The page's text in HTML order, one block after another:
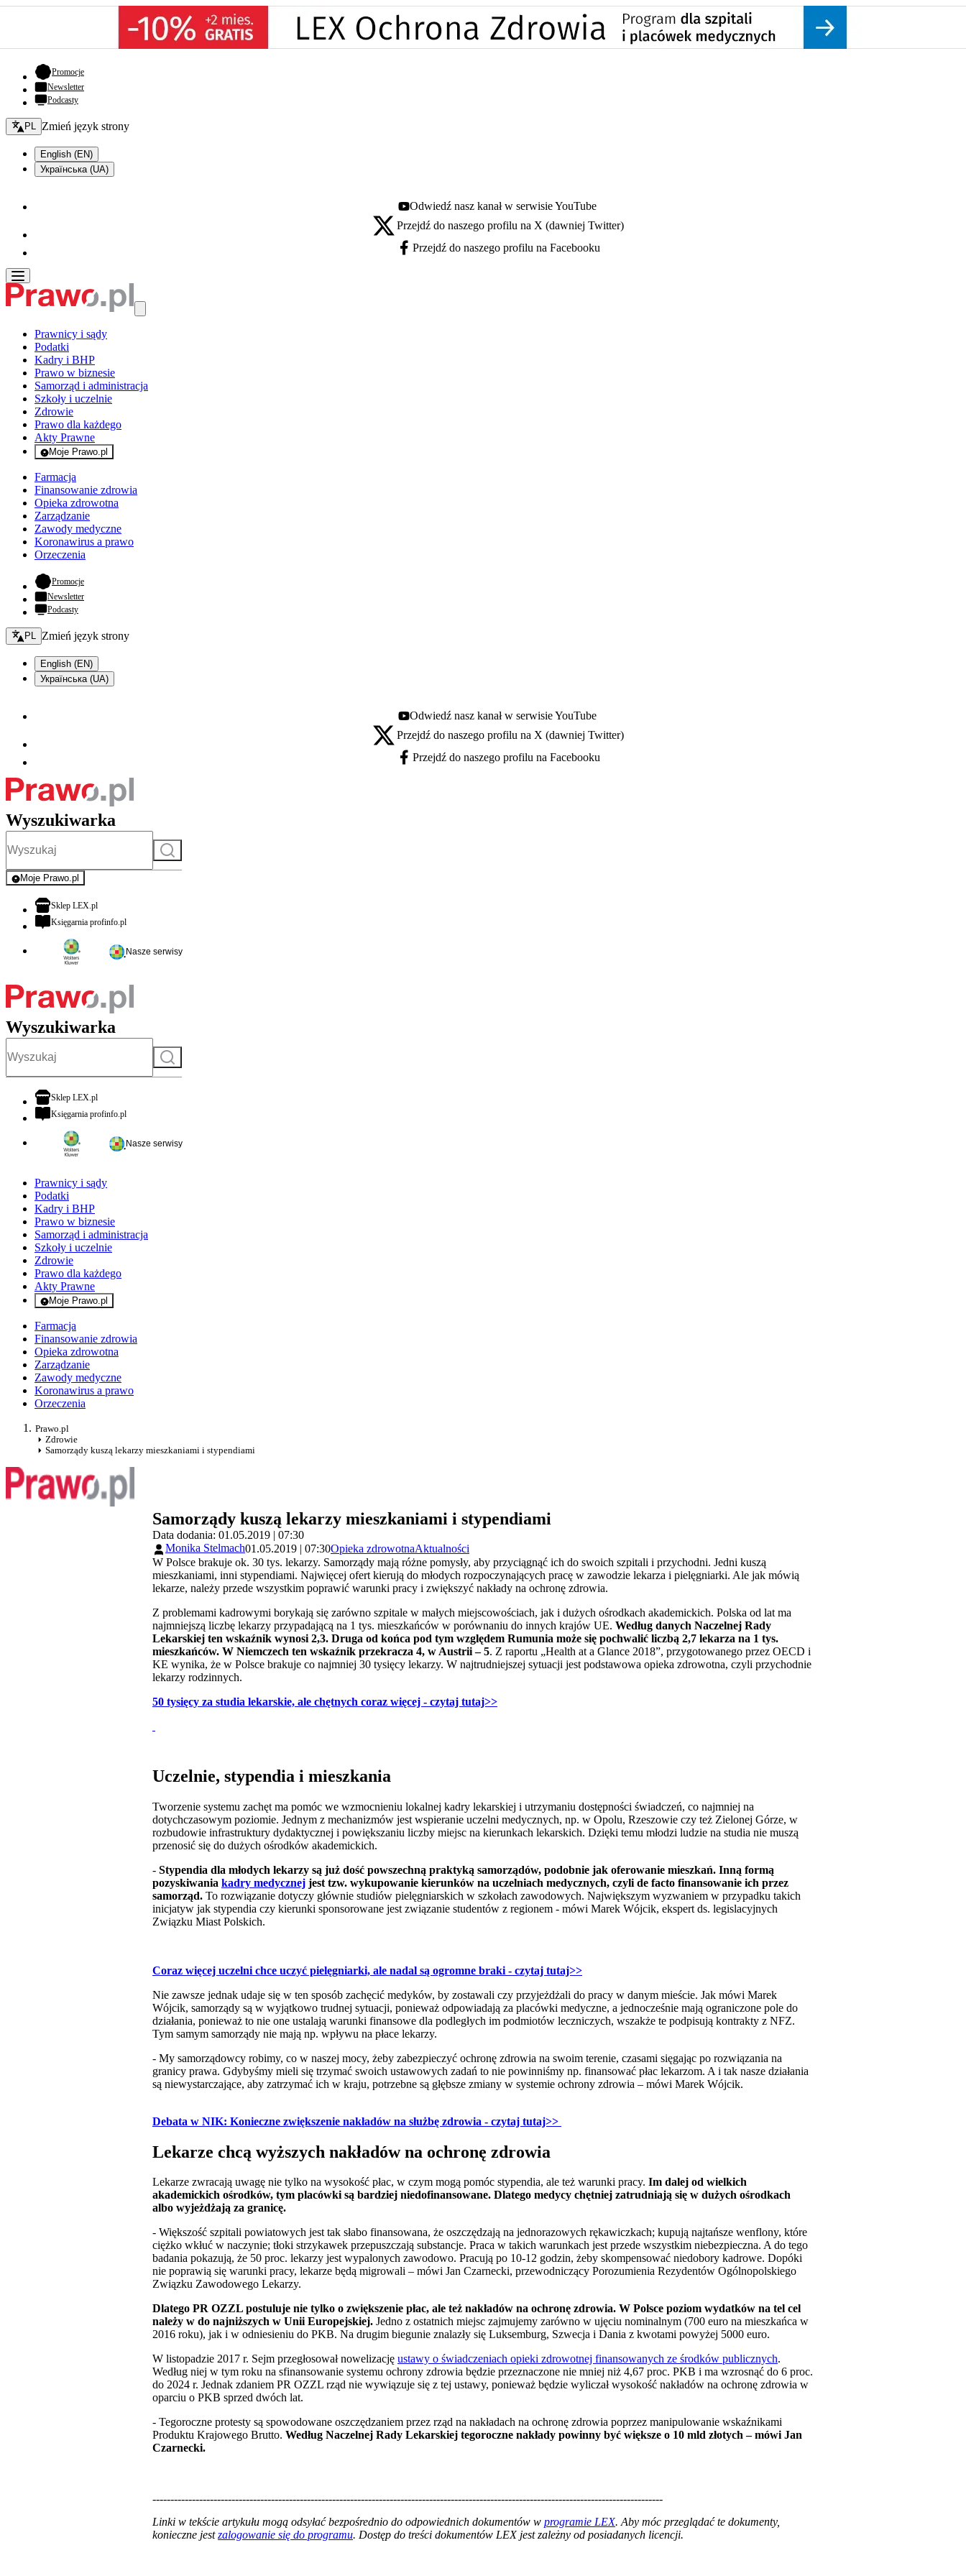
Promocje- otwiera się w nowej karcie
Newsletter
Podcasty
Zmień język - bieżący:
PL Zmień język strony
English (EN)
Українська (UA)
Youtube - otwiera się w nowej karcie
Odwiedź nasz kanał w serwisie YouTube
X - otwiera się w nowej karcie
Przejdź do naszego profilu na X (dawniej Twitter)
Facebook - otwiera się w nowej karcie
Przejdź do naszego profilu na Facebooku
Prawnicy i sądy
Podatki
Kadry i BHP
Prawo w biznesie
Samorząd i administracja
Szkoły i uczelnie
Zdrowie
Prawo dla każdego
Akty Prawne
Moje Prawo.pl
- rejestracja i logowanie do serwisu
Farmacja
Finansowanie zdrowia
Opieka zdrowotna
Zarządzanie
Zawody medyczne
Koronawirus a prawo
Orzeczenia
Promocje- otwiera się w nowej karcie
Newsletter
Podcasty
Zmień język - bieżący:
PL Zmień język strony
English (EN)
Українська (UA)
Youtube - otwiera się w nowej karcie
Odwiedź nasz kanał w serwisie YouTube
X - otwiera się w nowej karcie
Przejdź do naszego profilu na X (dawniej Twitter)
Facebook - otwiera się w nowej karcie
Przejdź do naszego profilu na Facebooku
Wyszukiwarka
Szukaj
Moje Prawo.pl
- rejestracja i logowanie do serwisu
Sklep LEX.plotwiera się w nowej karcie
Księgarnia profinfo.plotwiera się w nowej karcie
Nasze serwisy
Wyszukiwarka
Szukaj
Sklep LEX.plotwiera się w nowej karcie
Księgarnia profinfo.plotwiera się w nowej karcie
Nasze serwisy
Prawnicy i sądy
Podatki
Kadry i BHP
Prawo w biznesie
Samorząd i administracja
Szkoły i uczelnie
Zdrowie
Prawo dla każdego
Akty Prawne
Moje Prawo.pl
- rejestracja i logowanie do serwisu
Farmacja
Finansowanie zdrowia
Opieka zdrowotna
Zarządzanie
Zawody medyczne
Koronawirus a prawo
Orzeczenia
Prawo.pl
Zdrowie
Samorządy kuszą lekarzy mieszkaniami i stypendiami
Samorządy kuszą lekarzy mieszkaniami i stypendiami
Data dodania: 01.05.2019 | 07:30
Monika Stelmach01.05.2019 | 07:30Opieka zdrowotnaAktualności
W Polsce brakuje ok. 30 tys. lekarzy. Samorządy mają różne pomysły, aby przyciągnąć ich do swoich szpitali i przychodni. Jedni kuszą
mieszkaniami, inni stypendiami. Najwięcej ofert kierują do młodych rozpoczynających pracę w zawodzie lekarza i pielęgniarki. Ale jak mówią
lekarze, należy przede wszystkim poprawić warunki pracy i zwiększyć nakłady na ochronę zdrowia.
Z problemami kadrowymi borykają się zarówno szpitale w małych miejscowościach, jak i dużych ośrodkach akademickich. Polska od lat ma
najmniejszą liczbę lekarzy przypadającą na 1 tys. mieszkańców w porównaniu do innych krajów UE. Według danych Naczelnej Rady
Lekarskiej ten wskaźnik wynosi 2,3. Druga od końca pod tym względem Rumunia może się pochwalić liczbą 2,7 lekarza na 1 tys.
mieszkańców. W Niemczech ten wskaźnik przekracza 4, w Austrii – 5. Z raportu „Health at a Glance 2018”, przygotowanego przez OECD i
KE wynika, że w Polsce brakuje co najmniej 30 tysięcy lekarzy. W najtrudniejszej sytuacji jest podstawowa opieka zdrowotna, czyli przychodnie
lekarzy rodzinnych.
50 tysięcy za studia lekarskie, ale chętnych coraz więcej - czytaj tutaj>>
Uczelnie, stypendia i mieszkania
Tworzenie systemu zachęt ma pomóc we wzmocnieniu lokalnej kadry lekarskiej i utrzymaniu dostępności świadczeń, co najmniej na
dotychczasowym poziomie. Jednym z mechanizmów jest wspieranie uczelni medycznych, np. w Opolu, Rzeszowie czy też Zielonej Górze, w
rozbudowie infrastruktury dydaktycznej i powiększaniu liczby miejsc na kierunkach lekarskich. Dzięki temu młodzi ludzie na studia nie muszą
przenosić się do dużych ośrodków akademickich.
- Stypendia dla młodych lekarzy są już dość powszechną praktyką samorządów, podobnie jak oferowanie mieszkań. Inną formą
pozyskiwania kadry medycznej jest tzw. wykupowanie kierunków na uczelniach medycznych, czyli de facto finansowanie ich przez
samorząd. To rozwiązanie dotyczy głównie studiów pielęgniarskich w szkołach zawodowych. Największym wyzwaniem w przypadku takich
inicjatyw jak stypendia czy kierunki sponsorowane jest związanie studentów z regionem - mówi Marek Wójcik, ekspert ds. legislacyjnych
Związku Miast Polskich.
Coraz więcej uczelni chce uczyć pielęgniarki, ale nadal są ogromne braki - czytaj tutaj>>
Nie zawsze jednak udaje się w ten sposób zachęcić medyków, by zostawali czy przyjeżdżali do pracy w danym mieście. Jak mówi Marek
Wójcik, samorządy są w wyjątkowo trudnej sytuacji, ponieważ odpowiadają za placówki medyczne, a jednocześnie mają ograniczone pole do
działania, ponieważ to nie one ustalają warunki finansowe dla podległych im podmiotów leczniczych, wszakże te podpisują kontrakty z NFZ.
Tym samym samorządy nie mają np. wpływu na płace lekarzy.
- My samorządowcy robimy, co w naszej mocy, żeby zabezpieczyć ochronę zdrowia na swoim terenie, czasami sięgając po rozwiązania na
granicy prawa. Gdybyśmy mieli się trzymać swoich ustawowych zadań to nie powinniśmy np. finansować płac lekarzom. A i tak nasze działania
są niewystarczające, aby zatrzymać ich w kraju, potrzebne są głębsze zmiany w systemie ochrony zdrowia – mówi Marek Wójcik.
Debata w NIK: Konieczne zwiększenie nakładów na służbę zdrowia - czytaj tutaj>>
Lekarze chcą wyższych nakładów na ochronę zdrowia
Lekarze zwracają uwagę nie tylko na wysokość płac, w czym mogą pomóc stypendia, ale też warunki pracy. Im dalej od wielkich
akademickich ośrodków, tym placówki są bardziej niedofinansowane. Dlatego medycy chętniej zatrudniają się w dużych ośrodkach
albo wyjeżdżają za granicę.
- Większość szpitali powiatowych jest tak słabo finansowana, że oszczędzają na jednorazowych rękawiczkach; kupują najtańsze wenflony, które
ciężko wkłuć w naczynie; tłoki strzykawek przepuszczają substancje. Praca w takich warunkach jest przede wszystkim niebezpieczna. A do tego
badania pokazują, że 50 proc. lekarzy jest wypalonych zawodowo. Pracują po 10-12 godzin, żeby skompensować niedobory kadrowe. Dopóki
nie poprawią się warunki pracy, lekarze będą migrowali – mówi Jan Czarnecki, przewodniczący Porozumienia Rezydentów Ogólnopolskiego
Związku Zawodowego Lekarzy.
Dlatego PR OZZL postuluje nie tylko o zwiększenie płac, ale też nakładów na ochronę zdrowia. W Polsce poziom wydatków na tel cel
należy w do najniższych w Unii Europejskiej. Jedno z ostatnich miejsc zajmujemy zarówno w ujęciu nominalnym (700 euro na mieszkańca w
2016 roku), jak i w odniesieniu do PKB. Na drugim biegunie znalazły się Luksemburg, Szwecja i Dania z kwotami powyżej 5000 euro.
W listopadzie 2017 r. Sejm przegłosował nowelizację ustawy o świadczeniach opieki zdrowotnej finansowanych ze środków publicznych.
Według niej w tym roku na sfinansowanie systemu ochrony zdrowia będzie przeznaczone nie mniej niż 4,67 proc. PKB i ma wzrosnąć do 6 proc.
do 2024 r. Jednak zdaniem PR OZZL rząd nie wywiązuje się z tej ustawy, ponieważ będzie wyliczał wysokość nakładów na ochronę zdrowia w
oparciu o PKB sprzed dwóch lat.
- Tegoroczne protesty są spowodowane oszczędzaniem przez rząd na nakładach na ochronę zdrowia poprzez manipulowanie wskaźnikami
Produktu Krajowego Brutto. Według Naczelnej Rady Lekarskiej tegoroczne nakłady powinny być większe o 10 mld złotych – mówi Jan
Czarnecki.
----------------------------------------------------------------------------------------------------------------------------------------------
Linki w tekście artykułu mogą odsyłać bezpośrednio do odpowiednich dokumentów w programie LEX. Aby móc przeglądać te dokumenty,
konieczne jestzalogowanie się do programu. Dostęp do treści dokumentów LEX jest zależny od posiadanych licencji.